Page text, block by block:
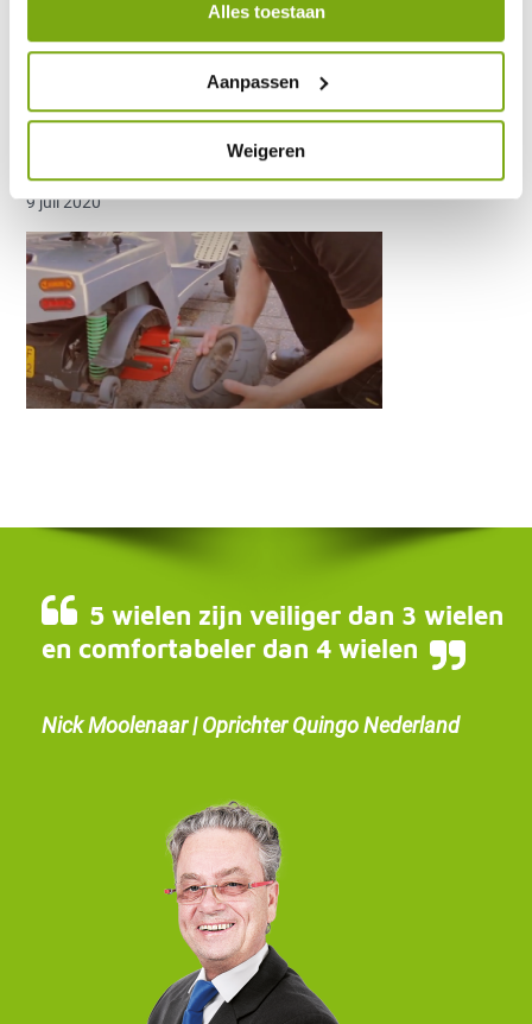
Alles toestaan
Aanpassen
Weigeren
Quingo-monteur-
repareert-lekke-band-
scootmobiel
9 juli 2020
5 wielen zijn veiliger dan 3 wielen
en comfortabeler dan 4 wielen
Nick Moolenaar | Oprichter Quingo Nederland